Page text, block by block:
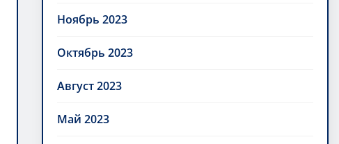
Ноябрь 2023
Октябрь 2023
Август 2023
Май 2023